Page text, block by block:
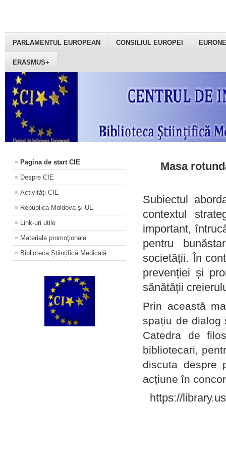
PARLAMENTUL EUROPEAN CONSILIUL EUROPEI
ERASMUS+
Pagina de start CIE
Despre CIE
Activități CIE
Republica Moldova și UE
Link-uri utile
Materiale promoţionale
Biblioteca Științifică Medicală
Masa
Subiectul
contextul
important,
pentru
societății. În
prevenției și
sănătății
Prin această
spațiu de dialog
Catedra de
bibliotecari,
discuta despre
acțiune în
https://